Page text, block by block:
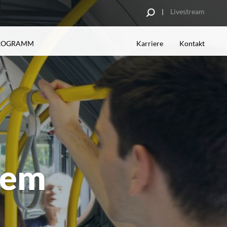
Livestream
PARTNER
Kampagnenbeispiele
Spotgestaltung
Datenblätter
Karriere Kontakt